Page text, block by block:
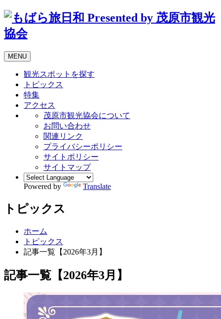
MENU
観光スポットを探す
トピックス
特集
アクセス
茂原市観光協会について
お問い合わせ
関連リンク
プライバシーポリシー
サイトポリシー
サイトマップ
Powered by Translate
トピックス
ホーム
トピックス
記事一覧【2026年3月】
記事一覧【2026年3月】